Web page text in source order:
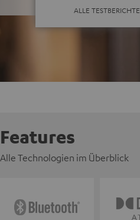
ALLE TESTBERICHTE
Features
Alle Technologien im Überblick